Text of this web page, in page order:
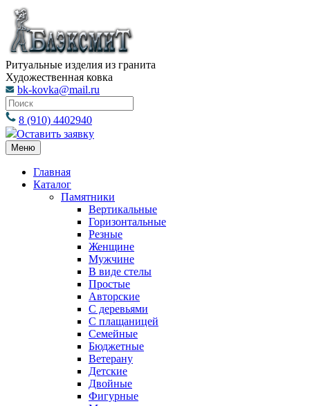
Ритуальные изделия из гранита
Художественная ковка
bk-kovka@mail.ru
8 (910) 4402940
Оставить заявку
Меню
Главная
Каталог
Памятники
Вертикальные
Горизонтальные
Резные
Женщине
Мужчине
В виде стелы
Простые
Авторские
С деревьями
С плащаницей
Семейные
Бюджетные
Ветерану
Детские
Двойные
Фигурные